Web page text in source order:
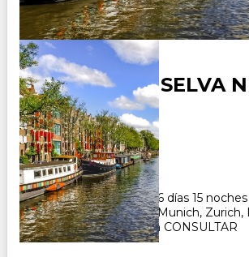
ALEMANIA - SELVA
SUIZA
Duración:
16Días15Noches
Paquete Turistico de 16 días 15
Frankfurt, Heidelberg, Munich, Zurich,
Ginebra, Zermat, Zuich CONSULTAR